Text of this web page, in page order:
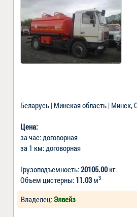
Беларусь | Минская область | Минск,
Цена:
за час: договорная
за 1 км: договорная
Грузоподъемность:20105.00кг.
Объем цистерны: 11.03м3
Владелец: Элвейз